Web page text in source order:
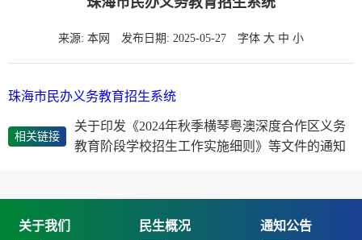
来源: 本网 发布日期: 2025-05-27 字体 大 中 小
珠海市民办义务教育招生系统
相关链接
关于印发《2024年秋季横琴粤澳深度合作区义务
教育阶段学校招生工作实施细则》等文件的通知
关于我们 民生概况 通知公告